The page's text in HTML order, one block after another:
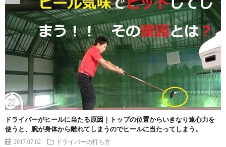
ドライバーがヒールに当たる原因｜トップの位置からいきなり遠心力を
使うと、腕が身体から離れてしまうのでヒールに当たってしまう。
2017.07.02 ドライバーの打ち方